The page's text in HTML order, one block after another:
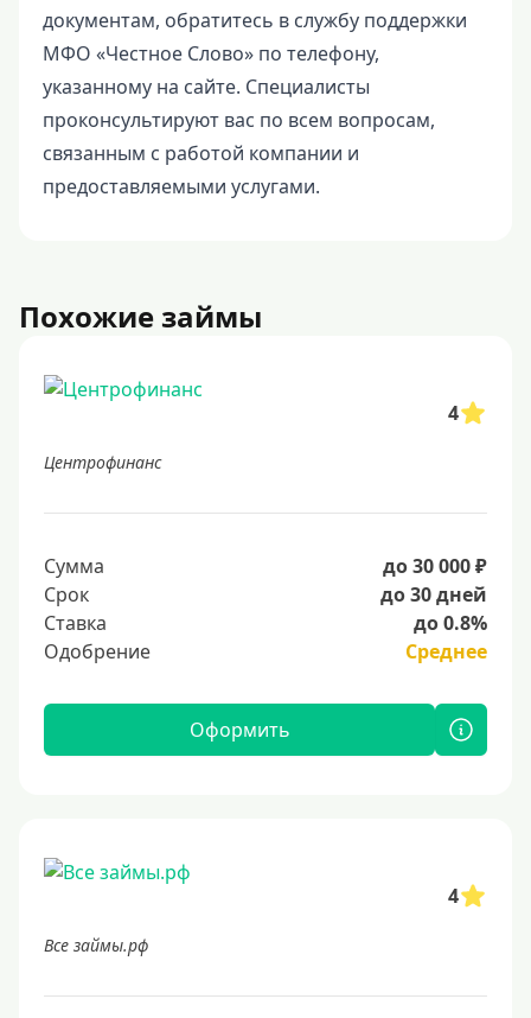
документам, обратитесь в службу поддержки
МФО «Честное Слово» по телефону,
указанному на сайте. Специалисты
проконсультируют вас по всем вопросам,
связанным с работой компании и
предоставляемыми услугами.
Похожие займы
4
Центрофинанс
Сумма
до 30 000 ₽
Срок
до 30 дней
Ставка
до 0.8%
Одобрение
Среднее
Оформить
4
Все займы.рф